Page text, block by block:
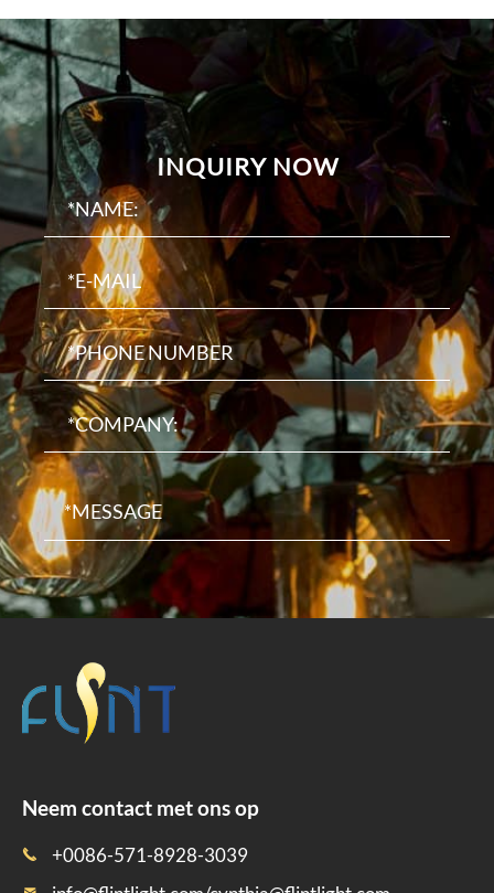
INQUIRY NOW
Neem contact met ons op
 +0086-571-8928-3039